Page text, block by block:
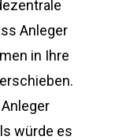
Anleger
in Ihre
würde es